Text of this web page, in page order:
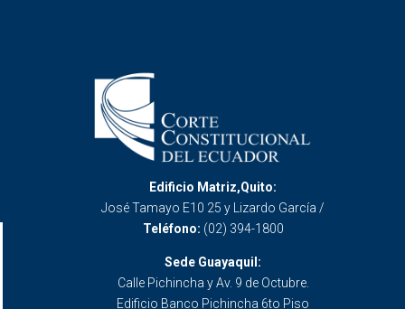
Edificio Matriz,Quito:
José Tamayo E10 25 y Lizardo García /
Teléfono: (02) 394-1800
Sede Guayaquil:
Calle Pichincha y Av. 9 de Octubre.
Edificio Banco Pichincha 6to Piso